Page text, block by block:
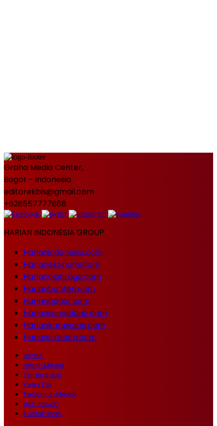
Graha Media Center,
Bogor - Indonesia
editorekbis@gmail.com
+628557777888
HARIAN INDONESIA GROUP
Harianindonesia.com
Harianekonomi.com
Harianolahraga.com
Harianbanten.com
Harianbogor.com
Hariansumedang.com
Hariankarawang.com
Hariancirebon.com
Home
Histori Media
Tim Redaksi
Kode Etik
Pedoman Media
Hak Jawab
Kontak Iklan